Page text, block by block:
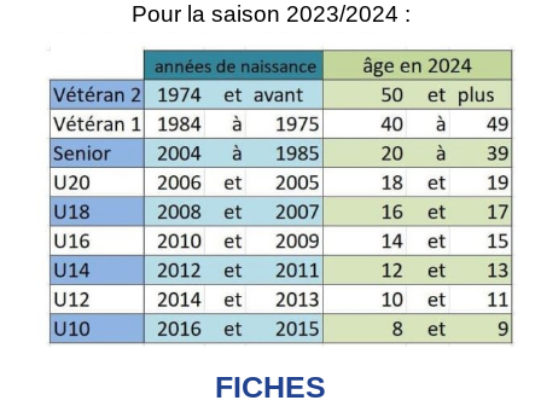
Pour la saison 2023/2024 :
FICHES